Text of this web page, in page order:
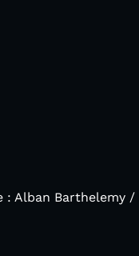
Alban Barthelemy /